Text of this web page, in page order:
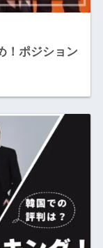
！ポジション